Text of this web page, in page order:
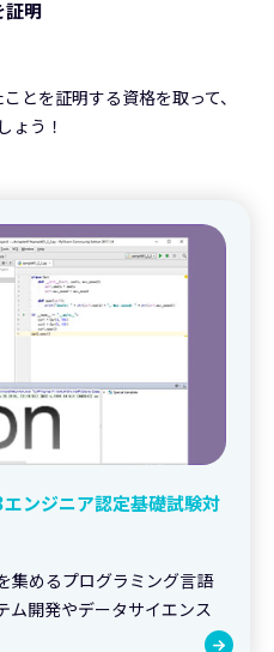
証明
とを証明する資格を取って、
ょう！
ンジニア認定基礎試験対
集めるプログラミング言語
開発やデータサイエンス